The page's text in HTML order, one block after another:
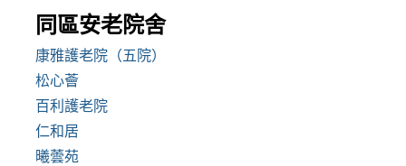
同區安老院舍
康雅護老院（五院）
松心薈
百利護老院
仁和居
曦蕓苑